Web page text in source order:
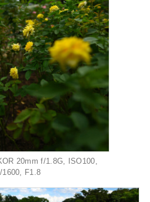
20mm f/1.8G, ISO100,
1600, F1.8